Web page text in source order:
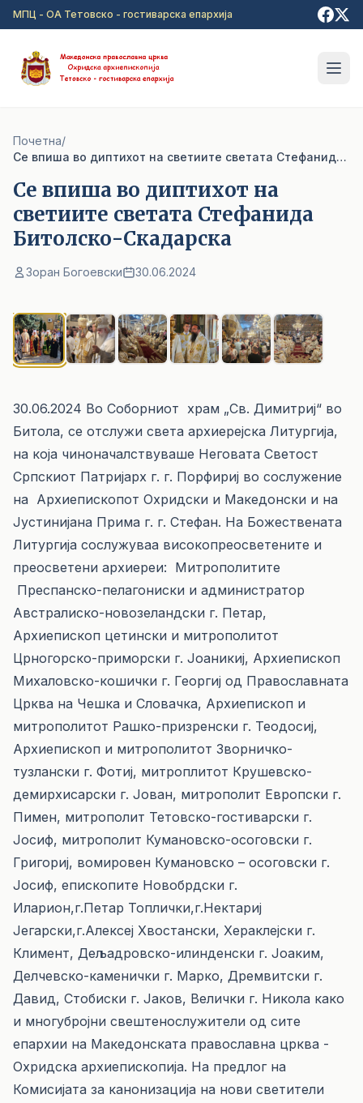
Прејди на главна содржина
МПЦ - ОА Тетовско - гостиварска епархија
Почетна/
Ce впиша во диптихот на светиите светата Стефанида Битолско-Скадарска
Ce впиша во диптихот на
светиите светата Стефанида
Битолско-Скадарска
Зоран Богоевски 30.06.2024
30.06.2024 Во Соборниот храм „Св. Димитриј“ во
Битола, се отслужи света архиерејска Литургија,
на која чиноначалствуваше Неговата Светост
Српскиот Патријарх г. г. Порфириј во сослужение
на Архиепископот Охридски и Македонски и на
Јустинијана Прима г. г. Стефан. На Божествената
Литургија сослужуваа високопреосветените и
преосветени архиереи: Митрополитите
Преспанско-пелагониски и администратор
Австралиско-новозеландски г. Петар,
Архиепископ цетински и митрополитот
Црногорско-приморски г. Јоаникиј, Архиепископ
Михаловско-кошички г. Георгиј од Православната
Црква на Чешка и Словачка, Архиепископ и
митрополитот Рашко-призренски г. Теодосиј,
Архиепископ и митрополитот Зворничко-
тузлански г. Фотиј, митроплитот Крушевско-
демирхисарски г. Јован, митрополит Европски г.
Пимен, митрополит Тетовско-гостиварски г.
Јосиф, митрополит Кумановско-осоговски г.
Григориј, вомировен Кумановско – осоговски г.
Јосиф, епископите Новобрдски г.
Иларион,г.Петар Топлички,г.Нектариј
Јегарски,г.Алексеј Хвостански, Хераклејски г.
Климент, Дељадровско-илинденски г. Јоаким,
Делчевско-каменички г. Марко, Дремвитски г.
Давид, Стобиски г. Јаков, Велички г. Никола како
и многубројни свештенослужители од сите
епархии на Македонската православна црква -
Охридска архиепископија. На предлог на
Комисијата за канонизација на нови светители